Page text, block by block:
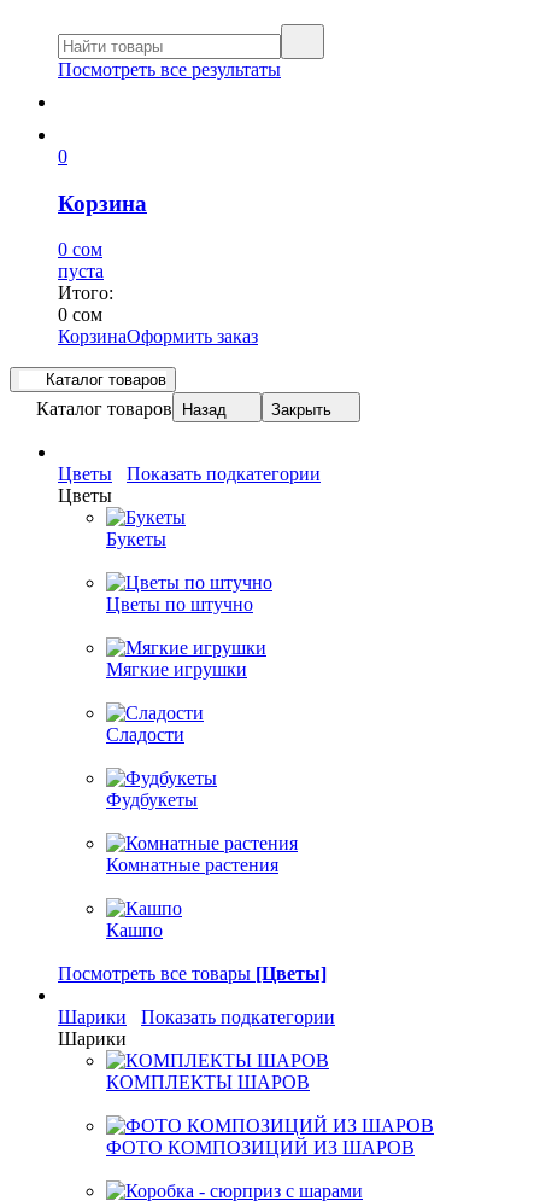
Посмотреть все результаты
0
Корзина
0 сом
пуста
Итого:
0 сом
КорзинаОформить заказ
Каталог товаров
Каталог товаров Назад Закрыть
Цветы
Показать подкатегории
Цветы
Букеты
Цветы по штучно
Мягкие игрушки
Сладости
Фудбукеты
Комнатные растения
Кашпо
Посмотреть все товары [Цветы]
Шарики
Показать подкатегории
Шарики
КОМПЛЕКТЫ ШАРОВ
ФОТО КОМПОЗИЦИЙ ИЗ ШАРОВ